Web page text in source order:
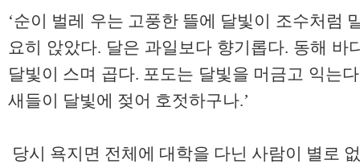
‘순이 벌레 우는 고풍한 뜰에 달빛이 조수처럼
요히 앉았다. 달은 과일보다 향기롭다. 동해 바
달빛이 스며 곱다. 포도는 달빛을 머금고 익는
새들이 달빛에 젖어 호젓하구나.’
당시 욕지면 전체에 대학을 다닌 사람이 별로